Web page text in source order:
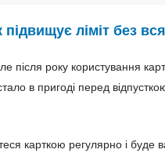
ліміт без
після року користування
в пригоді перед
карткою регулярно і буде